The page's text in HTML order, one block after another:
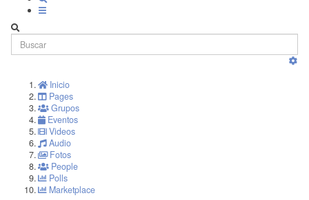
Inicio
Pages
Grupos
Eventos
Videos
Audio
Fotos
People
Polls
Marketplace